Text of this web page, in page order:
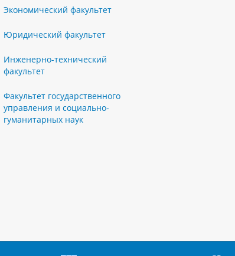
Экономический факультет
Юридический факультет
Инженерно-технический
факультет
Факультет государственного
управления и социально-
гуманитарных наук